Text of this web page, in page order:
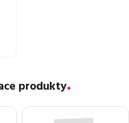
produkty